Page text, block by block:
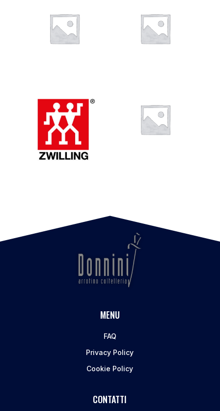
MENU
FAQ
Privacy Policy
Cookie Policy
CONTATTI